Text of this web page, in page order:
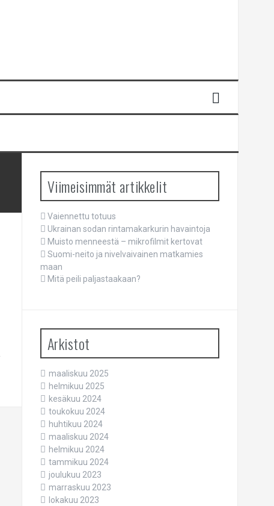
Viimeisimmät artikkelit
Vaiennettu totuus
Ukrainan sodan rintamakarkurin havaintoja
Muisto menneestä – mikrofilmit kertovat
Suomi-neito ja nivelvaivainen matkamies
maan
Mitä peili paljastaakaan?
Arkistot
maaliskuu 2025
helmikuu 2025
kesäkuu 2024
toukokuu 2024
huhtikuu 2024
maaliskuu 2024
helmikuu 2024
tammikuu 2024
joulukuu 2023
marraskuu 2023
lokakuu 2023